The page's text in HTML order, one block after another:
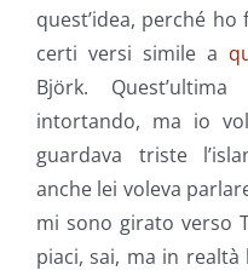
quest’idea, perché
certi versi simile a
Björk.
intortando, ma io
guardava triste
anche lei voleva
mi sono girato verso
piaci, sai, ma in